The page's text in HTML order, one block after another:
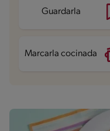
Guardarla
Marcarla cocinada